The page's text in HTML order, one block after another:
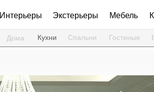
Гостиные
Дома Кухни Спальни
Экстерьеры
Интерьеры Мебель